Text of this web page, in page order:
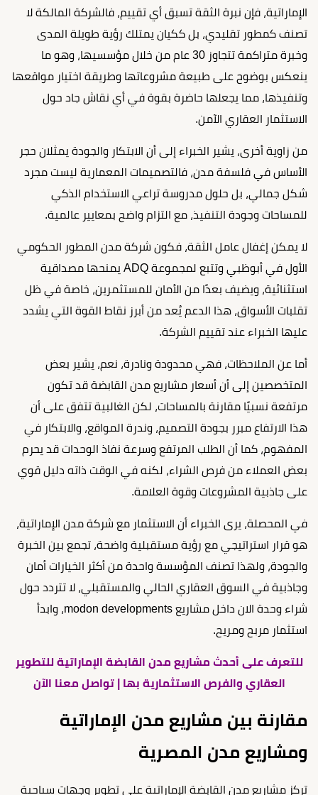
الإماراتية، فإن نبرة الثقة تسبق أي تقييم، فالشركة المالكة لا
تصنف كمطور تقليدي، بل ككيان يمتلك رؤية طويلة المدى
وخبرة متراكمة تتجاوز 30 عام من خلال مؤسسيها، وهو ما
ينعكس بوضوح على طبيعة مشروعاتها وطريقة اختيار مواقعها
وتنفيذها، مما يجعلها حاضرة بقوة في أي نقاش جاد حول
الاستثمار العقاري الآمن.
من زاوية أخرى، يشير الخبراء إلى أن الابتكار والجودة يمثلان حجر
الأساس في فلسفة مدن، فالتصميمات المعمارية ليست مجرد
شكل جمالي، بل حلول مدروسة تراعي الاستخدام الذكي
للمساحات وجودة التنفيذ، مع التزام واضح بمعايير عالمية.
لا يمكن إغفال عامل الثقة، فكون شركة مدن المطور الحكومي
الأول في أبوظبي وتتبع لمجموعة ADQ يمنحها مصداقية
استثنائية، ويضيف بعدًا من الأمان للمستثمرين، خاصة في ظل
تقلبات الأسواق، هذا الدعم يُعد من أبرز نقاط القوة التي يشدد
عليها الخبراء عند تقييم الشركة.
أما عن الملاحظات، فهي محدودة ونادرة، نعم، يشير بعض
المتخصصين إلى أن أسعار مشاريع مدن القابضة قد تكون
مرتفعة نسبيًا مقارنة بالمساحات، لكن الغالبية تتفق على أن
هذا الارتفاع مبرر بجودة التصميم، وندرة المواقع، والابتكار في
المفهوم، كما أن الطلب المرتفع وسرعة نفاذ الوحدات قد يحرم
بعض العملاء من فرص الشراء، لكنه في الوقت ذاته دليل قوي
على جاذبية المشروعات وقوة العلامة.
في المحصلة، يرى الخبراء أن الاستثمار مع شركة مدن الإماراتية،
هو قرار استراتيجي مع رؤية مستقبلية واضحة، تجمع بين الخبرة
والجودة، ولهذا تصنف المؤسسة واحدة من أكثر الخيارات أمان
وجاذبية في السوق العقاري الحالي والمستقبلي، لا تتردد حول
شراء وحدة الان داخل مشاريع modon developments، وابدأ
استثمار مربح ومريح.
للتعرف على أحدث مشاريع مدن القابضة الإماراتية للتطوير
العقاري والفرص الاستثمارية بها | تواصل معنا الآن
مقارنة بين مشاريع مدن الإماراتية
ومشاريع مدن المصرية
تركز مشاريع مدن القابضة الإماراتية على تطوير وجهات سياحية